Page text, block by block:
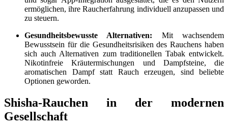
ermöglichen, ihre Raucherfahrung individuell anzupassen und
zu steuern.
Gesundheitsbewusste Alternativen: Mit wachsendem
Bewusstsein für die Gesundheitsrisiken des Rauchens haben
sich auch Alternativen zum traditionellen Tabak entwickelt.
Nikotinfreie Kräutermischungen und Dampfsteine, die
aromatischen Dampf statt Rauch erzeugen, sind beliebte
Optionen geworden.
Shisha-Rauchen in der modernen
Gesellschaft